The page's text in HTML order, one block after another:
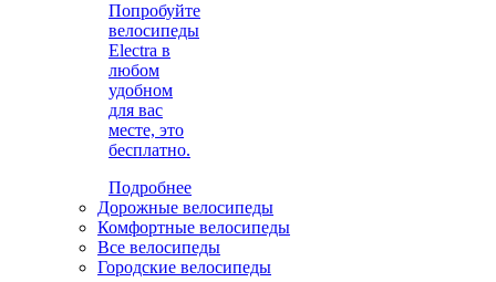
Попробуйте
велосипеды
Electra в
любом
удобном
для вас
месте, это
бесплатно.
Подробнее
Дорожные велосипеды
Комфортные велосипеды
Все велосипеды
Городские велосипеды